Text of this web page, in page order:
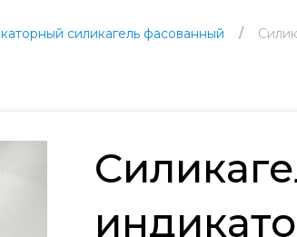
силикагель фасованный